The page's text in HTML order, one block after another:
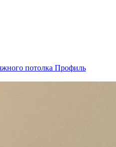
потолка Профиль